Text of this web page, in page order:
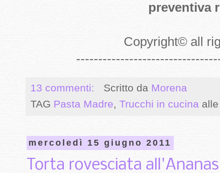
preventiva
Copyright© all
13 commenti: Scritto da Morena
TAG Pasta Madre, Trucchi in cucina
mercoledì 15 giugno 2011
Torta rovesciata